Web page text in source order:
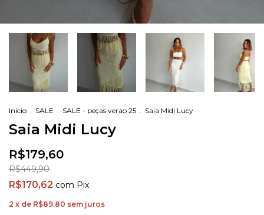
Início . SALE . SALE - peças verao 25 . Saia Midi Lucy
Saia Midi Lucy
R$179,60
R$449,90
R$170,62 com Pix
2 x de R$89,80 sem juros